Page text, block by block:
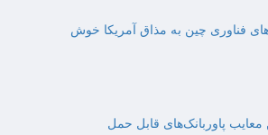
فناوری چین به مذاق آمریکا خوش
معایب پاوربانک‌های قابل حمل